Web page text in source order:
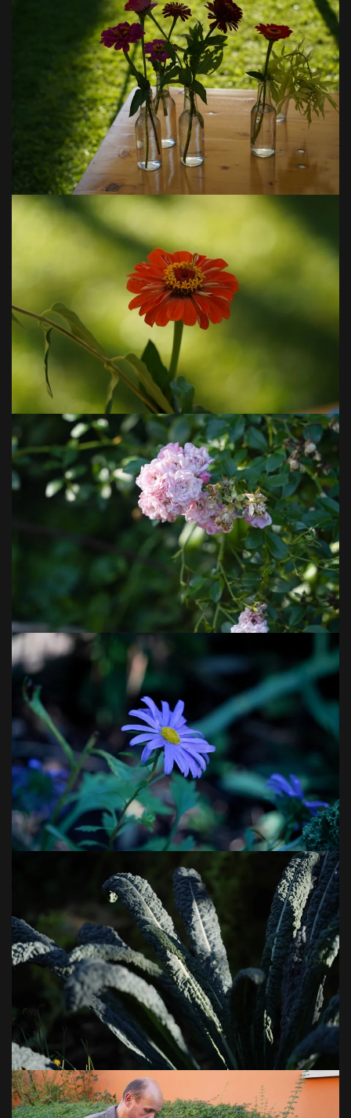
VOIR EN GRAND
VOIR EN GRAND
VOIR EN GRAND
VOIR EN GRAND
VOIR EN GRAND